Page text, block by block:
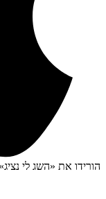
הורידו את «השג לי נציג